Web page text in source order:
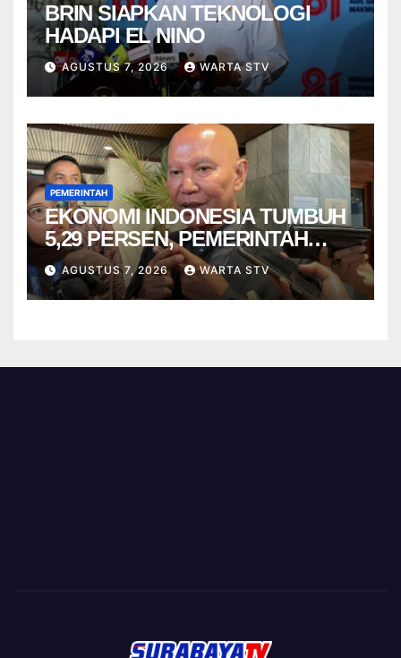
BRIN SIAPKAN TEKNOLOGI
HADAPI EL NINO
AGUSTUS 7, 2026 WARTA STV
PEMERINTAH
EKONOMI INDONESIA TUMBUH
5,29 PERSEN, PEMERINTAH
DIMINTA TAK CEPAT PUAS
AGUSTUS 7, 2026 WARTA STV